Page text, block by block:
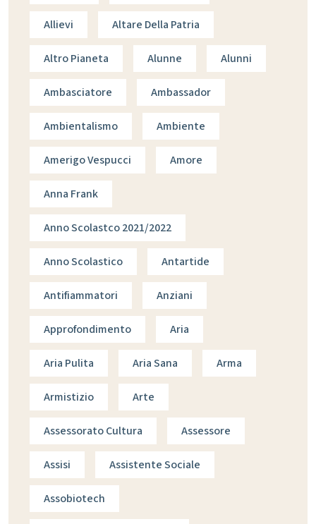
Allievi Altare Della Patria
Altro Pianeta Alunne Alunni
Ambasciatore Ambassador
Ambientalismo Ambiente
Amerigo Vespucci Amore
Anna Frank
Anno Scolastco 2021/2022
Anno Scolastico Antartide
Antifiammatori Anziani
Approfondimento Aria
Aria Pulita Aria Sana Arma
Armistizio Arte
Assessorato Cultura Assessore
Assisi Assistente Sociale
Assobiotech